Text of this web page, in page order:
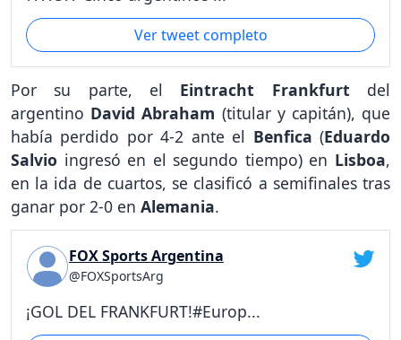
Ver tweet completo
Por su parte, el Eintracht Frankfurt del
argentino David Abraham (titular y capitán), que
había perdido por 4-2 ante el Benfica(Eduardo
Salvio ingresó en el segundo tiempo) en Lisboa,
en la ida de cuartos, se clasificó a semifinales tras
ganar por 2-0 en Alemania.
FOX Sports Argentina
@FOXSportsArg
¡GOL DEL FRANKFURT!#Europ...